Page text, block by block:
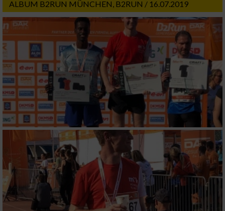
ALBUM B2RUN MÜNCHEN, B2RUN / 16.07.2019
Messung der Performance von Inhalten
Analyse von Zielgruppen durch Statistiken
oder Kombinationen von Daten aus
verschiedenen Quellen
Entwicklung und Verbesserung der Angebote
Verwendung reduzierter Daten zur Auswahl
von Inhalten
IAB-Besonderheiten:
Verwendung genauer Standortdaten
Geräte anhand von aktiv angeforderten
Informationen identifizieren
Nicht-IAB-Verarbeitungszwecke: